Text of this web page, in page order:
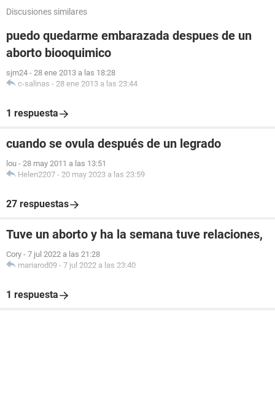
Discusiones similares
puedo quedarme embarazada despues de un
aborto biooquimico
sjm24 - 28 ene 2013 a las 18:28
c-salinas - 28 ene 2013 a las 23:44
1 respuesta
cuando se ovula después de un legrado
lou - 28 may 2011 a las 13:51
Helen2207 - 20 may 2023 a las 23:59
27 respuestas
Tuve un aborto y ha la semana tuve relaciones,
Cory - 7 jul 2022 a las 21:28
mariarod09 - 7 jul 2022 a las 23:40
1 respuesta